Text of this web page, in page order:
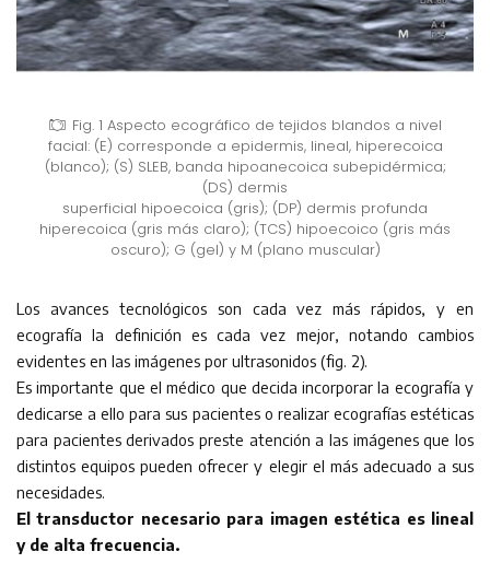
Fig. 1 Aspecto ecográfico de tejidos blandos a nivel
facial: (E) corresponde a epidermis, lineal, hiperecoica
(blanco); (S) SLEB, banda hipoanecoica subepidérmica;
(DS) dermis
superficial hipoecoica (gris); (DP) dermis profunda
hiperecoica (gris más claro); (TCS) hipoecoico (gris más
oscuro); G (gel) y M (plano muscular)
Los avances tecnológicos son cada vez más rápidos, y en
ecografía la definición es cada vez mejor, notando cambios
evidentes en las imágenes por ultrasonidos (fig. 2).
Es importante que el médico que decida incorporar la ecografía y
dedicarse a ello para sus pacientes o realizar ecografías estéticas
para pacientes derivados preste atención a las imágenes que los
distintos equipos pueden ofrecer y elegir el más adecuado a sus
necesidades.
El transductor necesario para imagen estética es lineal
y de alta frecuencia.